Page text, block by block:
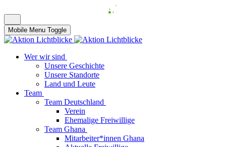
Mobile Menu Toggle
Wer wir sind
Unsere Geschichte
Unsere Standorte
Land und Leute
Team
Team Deutschland
Verein
Ehemalige Freiwillige
Team Ghana
Mitarbeiter*innen Ghana